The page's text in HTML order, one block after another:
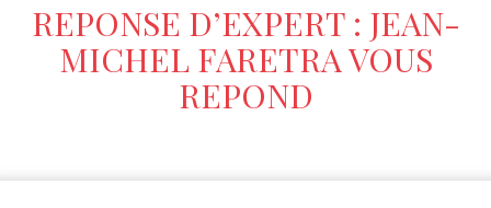
REPONSE D’EXPERT : JEAN-
MICHEL FARETRA VOUS
REPOND